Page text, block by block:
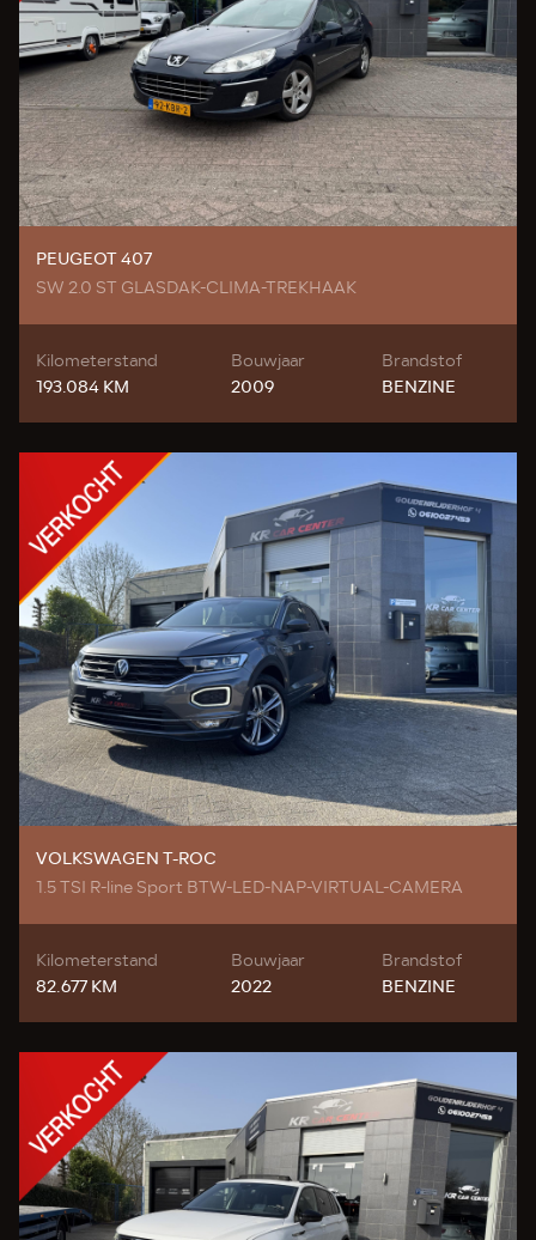
PEUGEOT 407
SW 2.0 ST GLASDAK-CLIMA-TREKHAAK
Kilometerstand
193.084 KM
Bouwjaar
2009
Brandstof
BENZINE
VOLKSWAGEN T-ROC
1.5 TSI R-line Sport BTW-LED-NAP-VIRTUAL-CAMERA
Kilometerstand
82.677 KM
Bouwjaar
2022
Brandstof
BENZINE